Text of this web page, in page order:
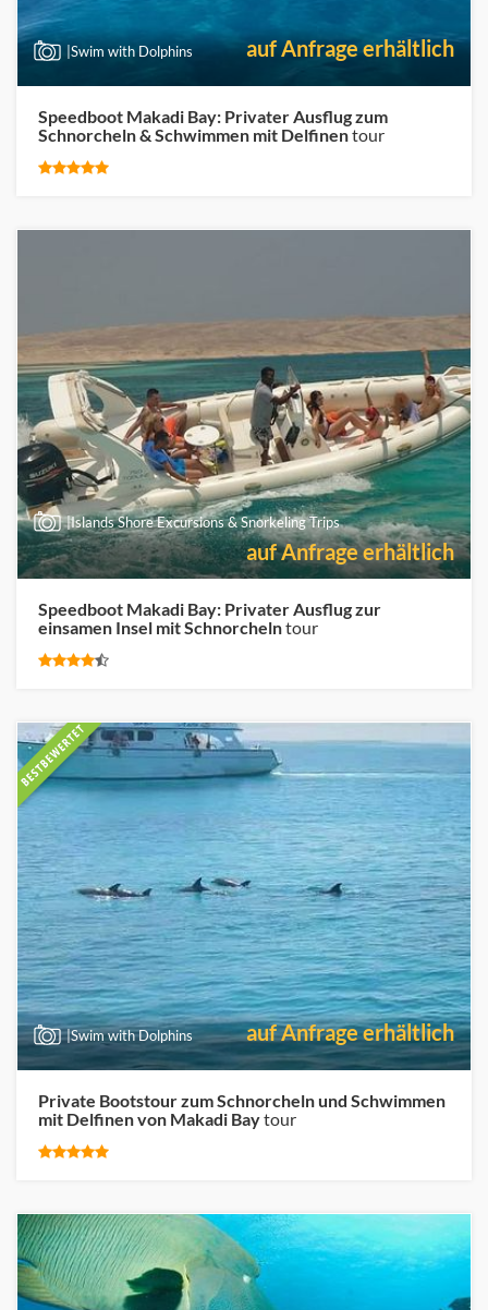
|Swim with Dolphins auf Anfrage erhältlich
Speedboot Makadi Bay: Privater Ausflug zum
Schnorcheln & Schwimmen mit Delfinentour
|Islands Shore Excursions & Snorkeling Trips
auf Anfrage erhältlich
Speedboot Makadi Bay: Privater Ausflug zur
einsamen Insel mit Schnorchelntour
|Swim with Dolphins auf Anfrage erhältlich
Private Bootstour zum Schnorcheln und Schwimmen
mit Delfinen von Makadi Baytour